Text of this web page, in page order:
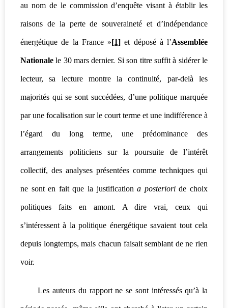
au nom de le commission d’enquête visant à établir les
raisons de la perte de souveraineté et d’indépendance
énergétique de la France »[1] et déposé à l’Assemblée
Nationalele 30 mars dernier. Si son titre suffit à sidérer le
lecteur, sa lecture montre la continuité, par-delà les
majorités qui se sont succédées, d’une politique marquée
par une focalisation sur le court terme et une indifférence à
l’égard du long terme, une prédominance des
arrangements politiciens sur la poursuite de l’intérêt
collectif, des analyses présentées comme techniques qui
ne sont en fait que la justificationa posterioride choix
politiques faits en amont. A dire vrai, ceux qui
s’intéressent à la politique énergétique savaient tout cela
depuis longtemps, mais chacun faisait semblant de ne rien
voir.
Les auteurs du rapport ne se sont intéressés qu’à la